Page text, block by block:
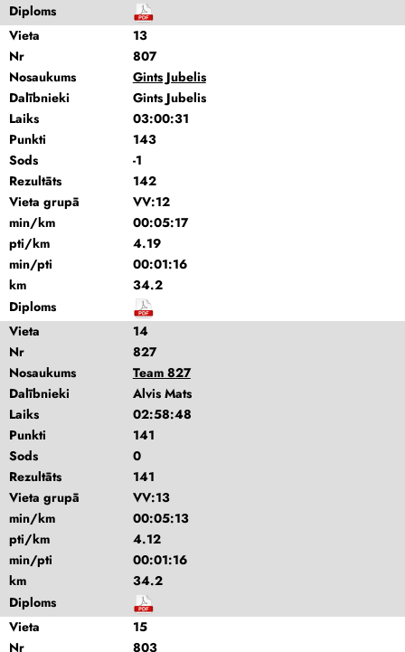
Diploms
Vieta
13
Nr
807
Nosaukums
Gints Jubelis
Dalībnieki
Gints Jubelis
Laiks
03:00:31
Punkti
143
Sods
-1
Rezultāts
142
Vieta grupā
VV:12
min/km
00:05:17
pti/km
4.19
min/pti
00:01:16
km
34.2
Diploms
Vieta
14
Nr
827
Nosaukums
Team 827
Dalībnieki
Alvis Mats
Laiks
02:58:48
Punkti
141
Sods
0
Rezultāts
141
Vieta grupā
VV:13
min/km
00:05:13
pti/km
4.12
min/pti
00:01:16
km
34.2
Diploms
Vieta
15
Nr
803